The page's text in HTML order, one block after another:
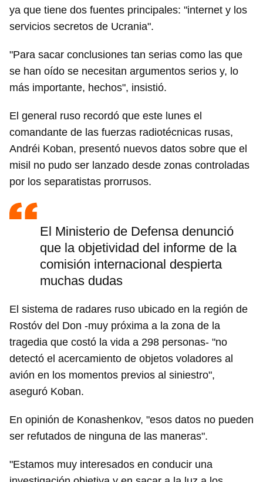
ya que tiene dos fuentes principales: "internet y los
servicios secretos de Ucrania".
"Para sacar conclusiones tan serias como las que
se han oído se necesitan argumentos serios y, lo
más importante, hechos", insistió.
El general ruso recordó que este lunes el
comandante de las fuerzas radiotécnicas rusas,
Andréi Koban, presentó nuevos datos sobre que el
misil no pudo ser lanzado desde zonas controladas
por los separatistas prorrusos.
El Ministerio de Defensa denunció
que la objetividad del informe de la
comisión internacional despierta
muchas dudas
El sistema de radares ruso ubicado en la región de
Rostóv del Don -muy próxima a la zona de la
tragedia que costó la vida a 298 personas- "no
detectó el acercamiento de objetos voladores al
avión en los momentos previos al siniestro",
aseguró Koban.
En opinión de Konashenkov, "esos datos no pueden
ser refutados de ninguna de las maneras".
"Estamos muy interesados en conducir una